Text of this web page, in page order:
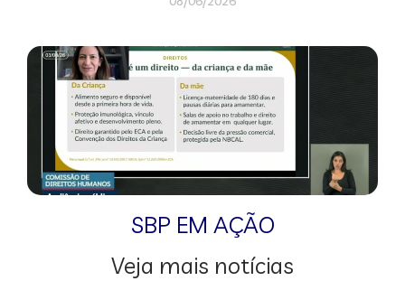
SBP EM AÇÃO
Veja mais notícias